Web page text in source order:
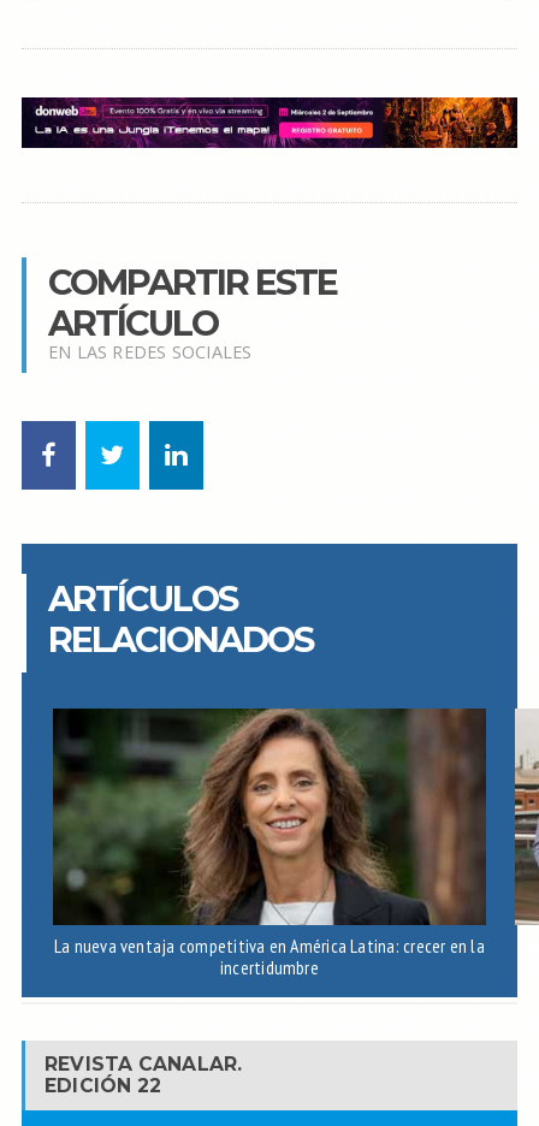
COMPARTIR ESTE
ARTÍCULO
EN LAS REDES SOCIALES
ARTÍCULOS
RELACIONADOS
La nueva ventaja competitiva en América Latina: crecer en la
incertidumbre
REVISTA CANALAR.
EDICIÓN 22